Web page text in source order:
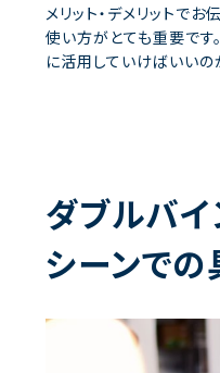
メリット・デメリットで
使い方がとても重要です
に活用していけばいいの
ダブルバ
シーンで